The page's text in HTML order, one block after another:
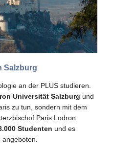
Salzburg
an der PLUS studieren.
Universität Salzburg und
zu tun, sondern mit dem
Paris Lodron.
Studenten und es
angeboten.